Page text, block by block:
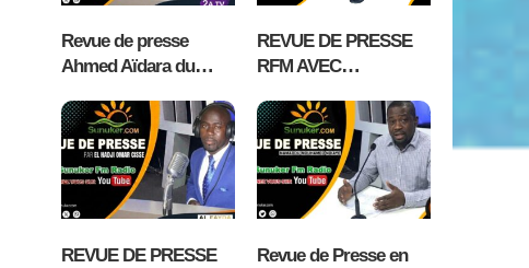
Revue de presse
Ahmed Aïdara du
REVUE DE PRESSE
RFM AVEC
MOUHAMED NDIAYE
– 5 AOÛT 2026
REVUE DE PRESSE
Revue de Presse en